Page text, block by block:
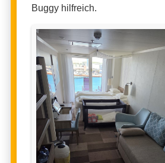
Buggy hilfreich.